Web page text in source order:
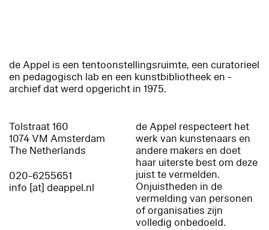
de Appel is een tentoonstellingsruimte, een curatorieel
en pedagogisch lab en een kunstbibliotheek en -
archief dat werd opgericht in 1975.
Tolstraat 160
1074 VM Amsterdam
The Netherlands
020-6255651
info [at] deappel.nl
de Appel respecteert het
werk van kunstenaars en
andere makers en doet
haar uiterste best om deze
juist te vermelden.
Onjuistheden in de
vermelding van personen
of organisaties zijn
volledig onbedoeld.